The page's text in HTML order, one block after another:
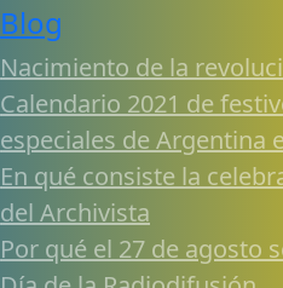
Blog
Nacimiento de la
Calendario 2021 de
especiales de Argentina
En qué consiste la
del Archivista
Por qué el 27 de agosto